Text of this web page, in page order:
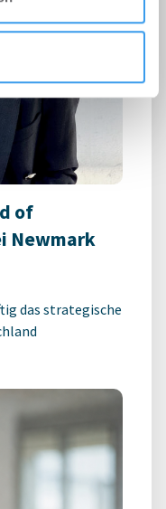
of
Newmark
das strategische